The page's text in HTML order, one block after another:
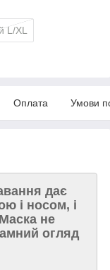
L/XL
Оплата Умови
дає
і носом, і
не
огляд